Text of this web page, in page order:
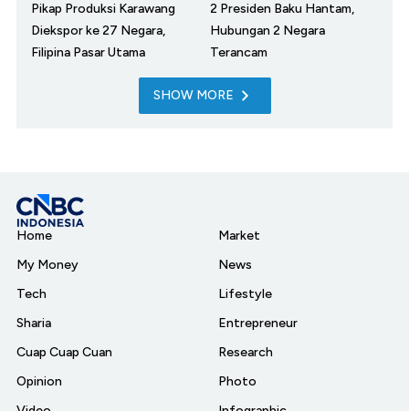
Pikap Produksi Karawang
Diekspor ke 27 Negara,
Filipina Pasar Utama
2 Presiden Baku Hantam,
Hubungan 2 Negara
Terancam
SHOW MORE
Home
My Money
Tech
Sharia
Cuap Cuap Cuan
Opinion
Market
News
Lifestyle
Entrepreneur
Research
Photo